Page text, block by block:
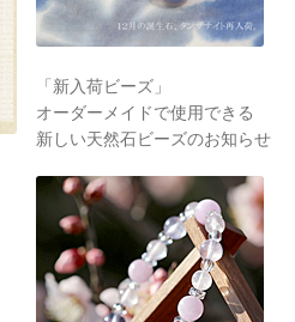
「新入荷ビーズ」
オーダーメイドで使用できる
新しい天然石ビーズのお知らせ